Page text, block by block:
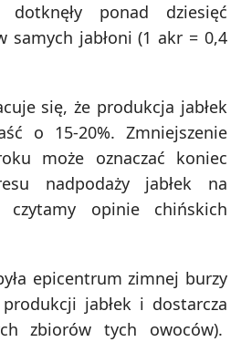
dotknęły ponad dziesięć
samych jabłoni (1 akr = 0,4
się, że produkcja jabłek
o 15-20%. Zmniejszenie
może oznaczać koniec
nadpodaży jabłek na
opinie chińskich
epicentrum zimnej burzy
jabłek i dostarcza
zbiorów tych owoców).